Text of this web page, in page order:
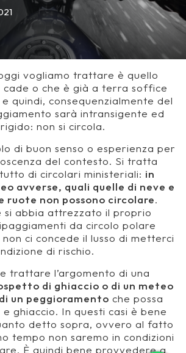
vogliamo trattare è quello
cade o che è già a terra soffice
quindi, consequenzialmente del
sarà intransigente ed
non si circola.
di buon senso o esperienza per
del contesto. Si tratta
di circolari ministeriali: in
avverse, quali quelle di neve e
ruote non possono circolare.
si abbia attrezzato il proprio
da circolo polare
ci concede il lusso di metterci
di rischio.
trattare l’argomento di una
di ghiaccio o di un meteo
un peggioramento che possa
ghiaccio. In questi casi è bene
detto sopra, ovvero al fatto
tempo non saremo in condizioni
È quindi bene provvedere a